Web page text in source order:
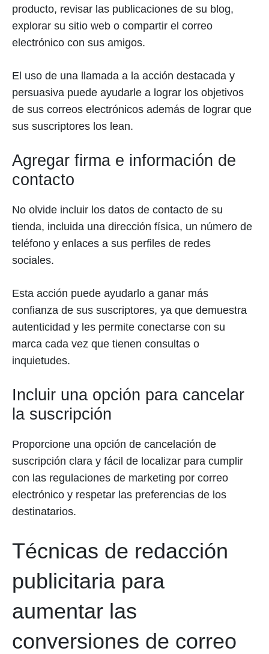
producto, revisar las publicaciones de su blog,
explorar su sitio web o compartir el correo
electrónico con sus amigos.
El uso de una llamada a la acción destacada y
persuasiva puede ayudarle a lograr los objetivos
de sus correos electrónicos además de lograr que
sus suscriptores los lean.
Agregar firma e información de
contacto
No olvide incluir los datos de contacto de su
tienda, incluida una dirección física, un número de
teléfono y enlaces a sus perfiles de redes
sociales.
Esta acción puede ayudarlo a ganar más
confianza de sus suscriptores, ya que demuestra
autenticidad y les permite conectarse con su
marca cada vez que tienen consultas o
inquietudes.
Incluir una opción para cancelar
la suscripción
Proporcione una opción de cancelación de
suscripción clara y fácil de localizar para cumplir
con las regulaciones de marketing por correo
electrónico y respetar las preferencias de los
destinatarios.
Técnicas de redacción
publicitaria para
aumentar las
conversiones de correo